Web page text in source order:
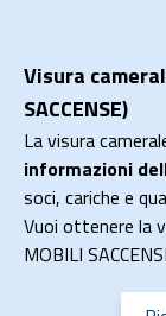
Visura
SACCENSE)
La visura
informazioni
soci, cariche e
Vuoi ottenere la
MOBILI